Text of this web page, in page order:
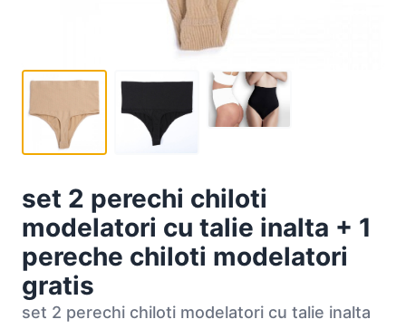
set 2 perechi chiloti
modelatori cu talie inalta + 1
pereche chiloti modelatori
gratis
set 2 perechi chiloti modelatori cu talie inalta